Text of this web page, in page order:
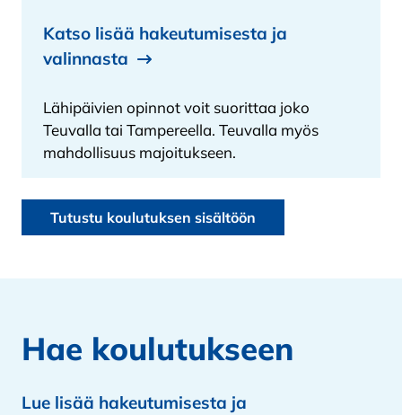
Katso lisää hakeutumisesta ja
valinnasta
Lähipäivien opinnot voit suorittaa joko
Teuvalla tai Tampereella. Teuvalla myös
mahdollisuus majoitukseen.
Tutustu koulutuksen sisältöön
Hae koulutukseen
Lue lisää hakeutumisesta ja